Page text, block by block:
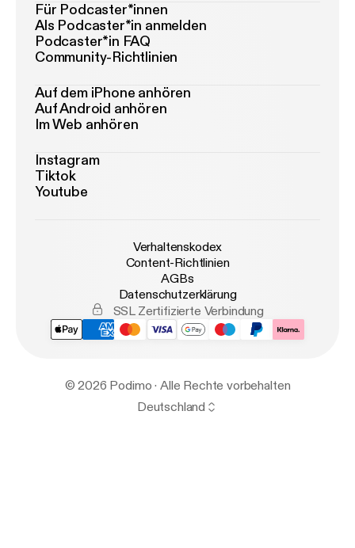
Für Podcaster*innen
Als Podcaster*in anmelden
Podcaster*in FAQ
Community-Richtlinien
Auf dem iPhone anhören
Auf Android anhören
Im Web anhören
Instagram
Tiktok
Youtube
Verhaltenskodex
Content-Richtlinien
AGBs
Datenschutzerklärung
SSL Zertifizierte Verbindung
© 2026 Podimo · Alle Rechte vorbehalten
Deutschland